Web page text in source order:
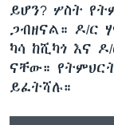
ይሆን? ሦስት
ጋብዘናል። ዶ/ር
ካሳ ከሺካጎ እና
ናቸው።
ይፈትሻሉ።